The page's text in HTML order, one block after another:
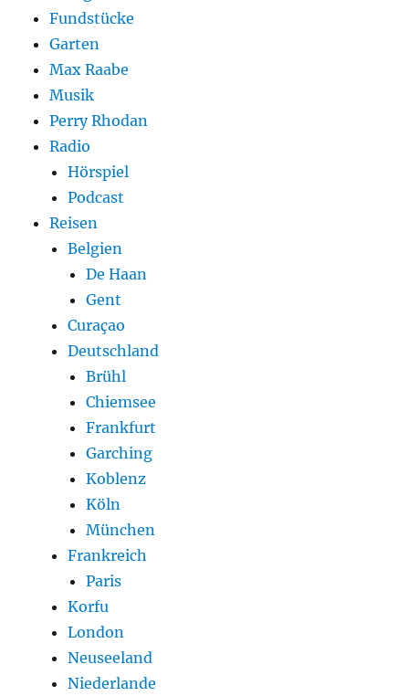
Fundstücke
Garten
Max Raabe
Musik
Perry Rhodan
Radio
Hörspiel
Podcast
Reisen
Belgien
De Haan
Gent
Curaçao
Deutschland
Brühl
Chiemsee
Frankfurt
Garching
Koblenz
Köln
München
Frankreich
Paris
Korfu
London
Neuseeland
Niederlande